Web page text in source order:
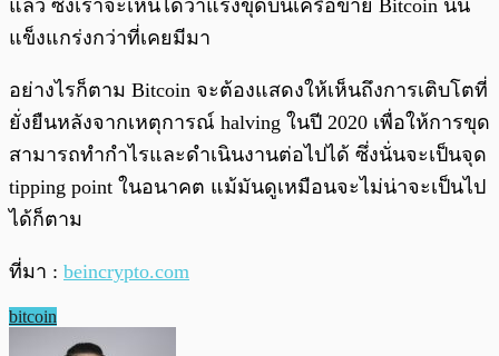
แล้ว ซึ่งเราจะเห็นได้ว่าแรงขุดบนเครือข่าย Bitcoin นั้น
แข็งแกร่งกว่าที่เคยมีมา
อย่างไรก็ตาม Bitcoin จะต้องแสดงให้เห็นถึงการเติบโตที่
ยั่งยืนหลังจากเหตุการณ์ halving ในปี 2020 เพื่อให้การขุด
สามารถทำกำไรและดำเนินงานต่อไปได้ ซึ่งนั่นจะเป็นจุด
tipping point ในอนาคต แม้มันดูเหมือนจะไม่น่าจะเป็นไป
ได้ก็ตาม
ที่มา : beincrypto.com
bitcoin